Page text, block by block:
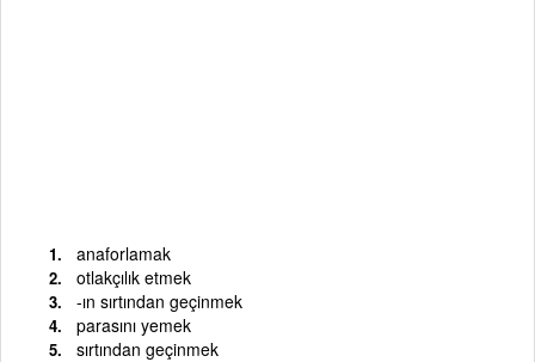
anaforlamak
otlakçılık etmek
-ın sırtından geçinmek
parasını yemek
sırtından geçinmek